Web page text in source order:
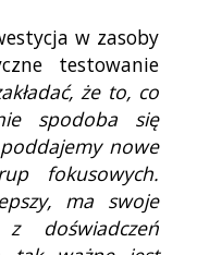
w zasoby
testowanie
że to, co
spodoba się
nowe
fokusowych.
ma swoje
z doświadczeń